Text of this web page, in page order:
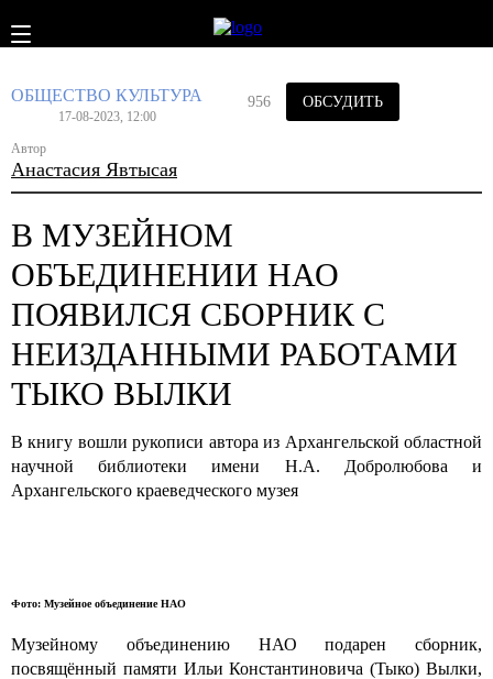
ОБЩЕСТВО КУЛЬТУРА
17-08-2023, 12:00
Автор
Анастасия Явтысая
956 ОБСУДИТЬ
В МУЗЕЙНОМ
ОБЪЕДИНЕНИИ НАО
ПОЯВИЛСЯ СБОРНИК С
НЕИЗДАННЫМИ РАБОТАМИ
ТЫКО ВЫЛКИ
В книгу вошли рукописи автора из Архангельской областной
научной библиотеки имени Н.А. Добролюбова и
Архангельского краеведческого музея
Фото: Музейное объединение НАО
Музейному объединению НАО подарен сборник,
посвящённый памяти Ильи Константиновича (Тыко) Вылки,